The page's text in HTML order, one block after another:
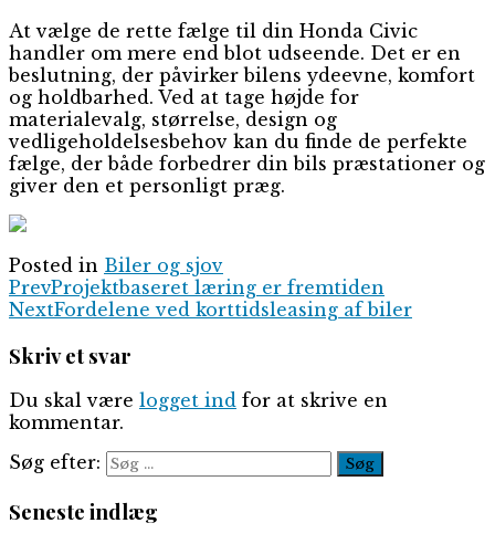
At vælge de rette fælge til din Honda Civic
handler om mere end blot udseende. Det er en
beslutning, der påvirker bilens ydeevne, komfort
og holdbarhed. Ved at tage højde for
materialevalg, størrelse, design og
vedligeholdelsesbehov kan du finde de perfekte
fælge, der både forbedrer din bils præstationer og
giver den et personligt præg.
Posted in Biler og sjov
PrevProjektbaseret læring er fremtiden
NextFordelene ved korttidsleasing af biler
Skriv et svar
Du skal være logget ind for at skrive en
kommentar.
Søg efter:
Seneste indlæg